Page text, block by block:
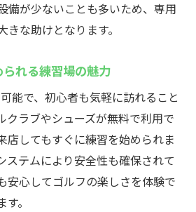
備が少ないことも多いため、専用
な助けとなります。
れる練習場の魅力
能で、初心者も気軽に訪れること
クラブやシューズが無料で利用で
店してもすぐに練習を始められま
ステムにより安全性も確保されて
安心してゴルフの楽しさを体験で
。